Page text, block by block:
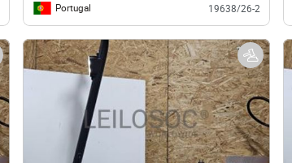
Portugal 19638/26-2